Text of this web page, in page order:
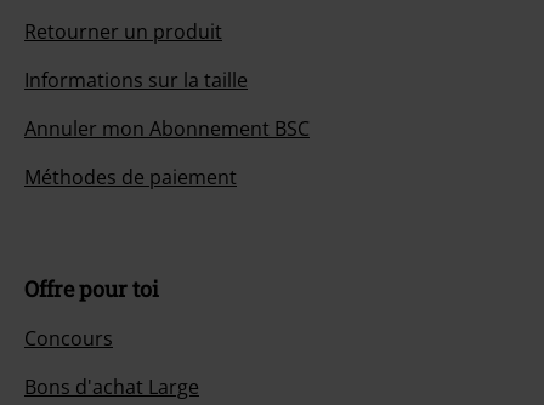
Retourner un produit
Informations sur la taille
Annuler mon Abonnement BSC
Méthodes de paiement
Offre pour toi
Concours
Bons d'achat Large